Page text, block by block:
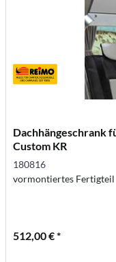
Dachhängeschrank
Custom KR
180816
vormontiertes Fertigteil
512,00 € *